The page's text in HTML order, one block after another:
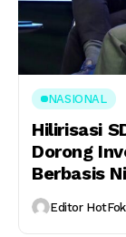
NASIONAL
Hilirisasi
Dorong
Berbasis
Editor